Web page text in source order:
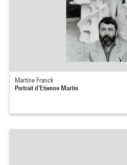
Martine Franck
Portrait d'Etienne Martin